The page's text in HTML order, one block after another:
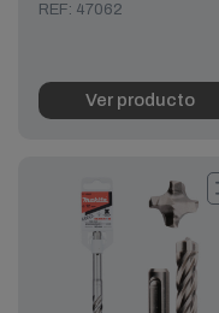
REF: 47062
Ver producto